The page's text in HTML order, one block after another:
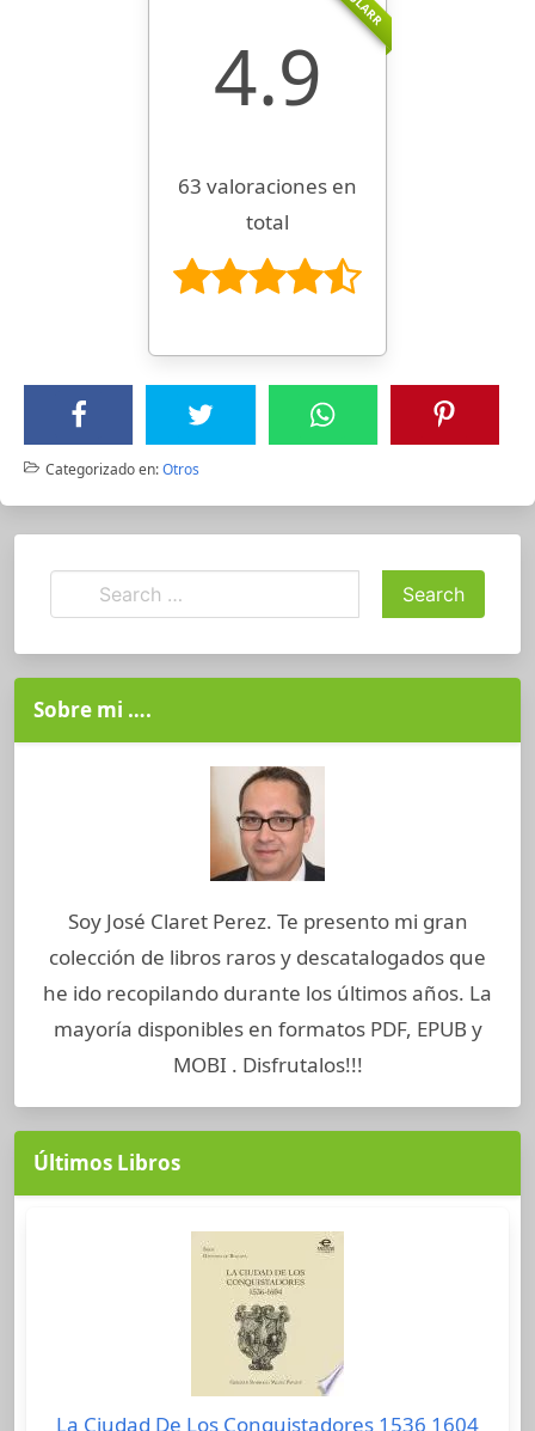
4.9
63 valoraciones en
total
Categorizado en:Otros
Sobre mi ….
Soy José Claret Perez. Te presento mi gran
colección de libros raros y descatalogados que
he ido recopilando durante los últimos años. La
mayoría disponibles en formatos PDF, EPUB y
MOBI . Disfrutalos!!!
Últimos Libros
La Ciudad De Los Conquistadores 1536 1604